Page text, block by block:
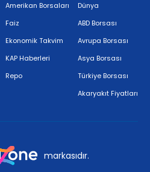
Amerikan Borsaları
Faiz
Ekonomik Takvim
KAP Haberleri
Repo
Dünya
ABD Borsası
Avrupa Borsası
Asya Borsası
Türkiye Borsası
Akaryakıt Fiyatları
markasıdır.